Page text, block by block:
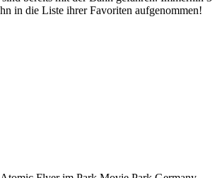
in die Liste ihrer Favoriten aufgenommen!